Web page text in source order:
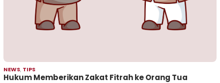
NEWS, TIPS
Hukum Memberikan Zakat Fitrah ke Orang Tua